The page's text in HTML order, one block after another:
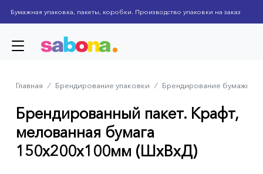
content
Бумажная упаковка, пакеты, коробки. Производство упаковки на заказ
Главная ⁄ Брендирование упаковки ⁄ Брендирование бумажных
Брендированный пакет. Крафт,
мелованная бумага
150x200x100мм (ШхВхД)